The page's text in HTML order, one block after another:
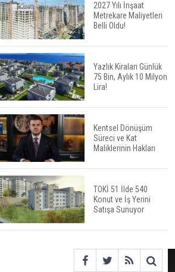
ABD'de İnşaat
Harcamaları Geriledi
Tercih Döneminde
Barınma Telaşı Başladı
Aileden Miras Kalan Ev
Nasıl Satılır?
İstanbul'da 15 Bin Kiralık
Sosyal Konut Eylülde
Kiraya Verilecek
2027 Yılı İnşaat
Metrekare Maliyetleri
Belli Oldu!
Yazlık Kiraları Günlük
75 Bin, Aylık 10 Milyon
Lira!
Kentsel Dönüşüm
Süreci ve Kat
Maliklerinin Hakları
TOKİ 51 İlde 540
Konut ve İş Yerini
Satışa Sunuyor